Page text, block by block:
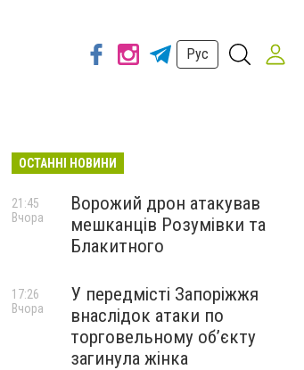
Рус
ОСТАННІ НОВИНИ
Ворожий дрон атакував
мешканців Розумівки та
Блакитного
21:45
Вчора
У передмісті Запоріжжя
внаслідок атаки по
торговельному обʼєкту
загинула жінка
17:26
Вчора